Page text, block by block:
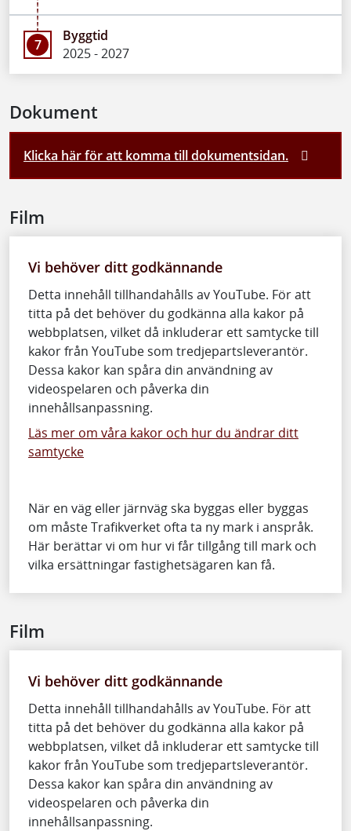
7
Byggtid
2025 - 2027
Dokument
Klicka här för att komma till dokumentsidan.
Film
Vi behöver ditt godkännande
Detta innehåll tillhandahålls av YouTube. För att
titta på det behöver du godkänna alla kakor på
webbplatsen, vilket då inkluderar ett samtycke till
kakor från YouTube som tredjepartsleverantör.
Dessa kakor kan spåra din användning av
videospelaren och påverka din
innehållsanpassning.
Läs mer om våra kakor och hur du ändrar ditt
samtycke
När en väg eller järnväg ska byggas eller byggas
om måste Trafikverket ofta ta ny mark i anspråk.
Här berättar vi om hur vi får tillgång till mark och
vilka ersättningar fastighetsägaren kan få.
Film
Vi behöver ditt godkännande
Detta innehåll tillhandahålls av YouTube. För att
titta på det behöver du godkänna alla kakor på
webbplatsen, vilket då inkluderar ett samtycke till
kakor från YouTube som tredjepartsleverantör.
Dessa kakor kan spåra din användning av
videospelaren och påverka din
innehållsanpassning.